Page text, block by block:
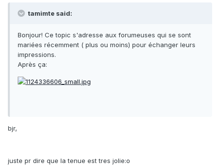
tamimte said:
Bonjour! Ce topic s'adresse aux forumeuses qui se sont
mariées récemment ( plus ou moins) pour échanger leurs
impressions.
Après ça:
bjr,
juste pr dire que la tenue est tres jolie:o